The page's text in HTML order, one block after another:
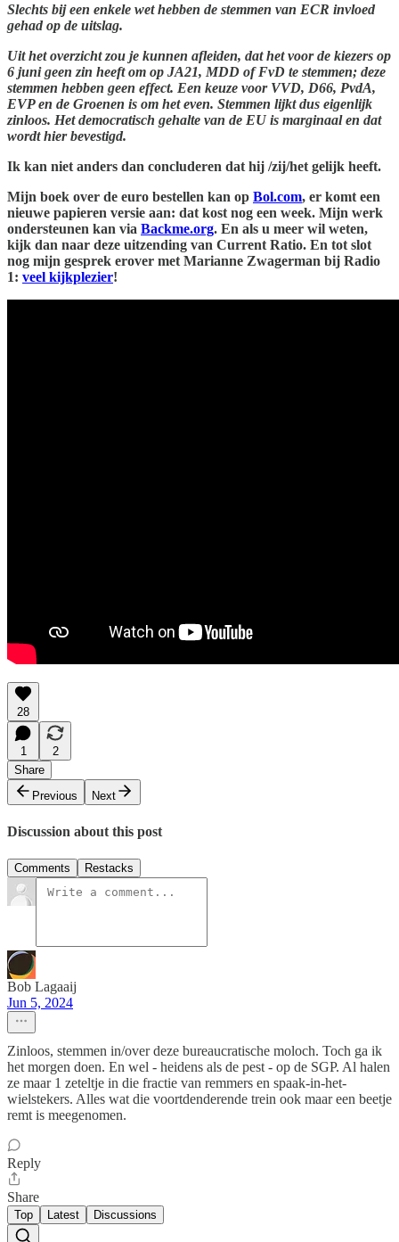
Slechts bij een enkele wet hebben de stemmen van ECR invloed
gehad op de uitslag.
Uit het overzicht zou je kunnen afleiden, dat het voor de kiezers op
6 juni geen zin heeft om op JA21, MDD of FvD te stemmen; deze
stemmen hebben geen effect. Een keuze voor VVD, D66, PvdA,
EVP en de Groenen is om het even. Stemmen lijkt dus eigenlijk
zinloos. Het democratisch gehalte van de EU is marginaal en dat
wordt hier bevestigd.
Ik kan niet anders dan concluderen dat hij /zij/het gelijk heeft.
Mijn boek over de euro bestellen kan op Bol.com, er komt een
nieuwe papieren versie aan: dat kost nog een week. Mijn werk
ondersteunen kan via Backme.org. En als u meer wil weten,
kijk dan naar deze uitzending van Current Ratio. En tot slot
nog mijn gesprek erover met Marianne Zwagerman bij Radio
1: veel kijkplezier!
28
1
2
Share
Previous
Next
Discussion about this post
Comments Restacks
Bob Lagaaij
Jun 5, 2024
Zinloos, stemmen in/over deze bureaucratische moloch. Toch ga ik
het morgen doen. En wel - heidens als de pest - op de SGP. Al halen
ze maar 1 zeteltje in die fractie van remmers en spaak-in-het-
wielstekers. Alles wat die voortdenderende trein ook maar een beetje
remt is meegenomen.
Reply
Share
Top Latest Discussions